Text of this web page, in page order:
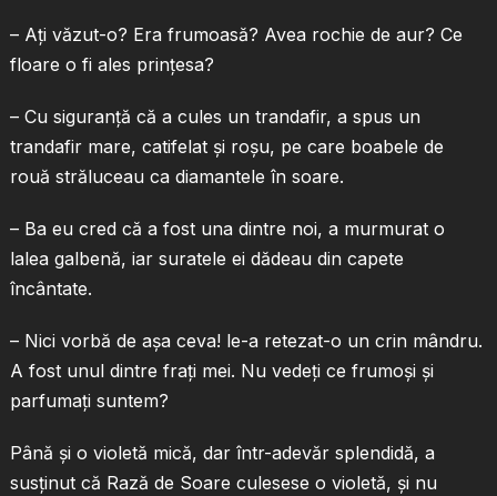
– Aţi văzut-o? Era frumoasă? Avea rochie de aur? Ce
floare o fi ales prinţesa?
– Cu siguranţă că a cules un trandafir, a spus un
trandafir mare, catifelat şi roşu, pe care boabele de
rouă străluceau ca diamantele în soare.
– Ba eu cred că a fost una dintre noi, a murmurat o
lalea galbenă, iar suratele ei dădeau din capete
încântate.
– Nici vorbă de aşa ceva! le-a retezat-o un crin mândru.
A fost unul dintre fraţi mei. Nu vedeţi ce frumoşi şi
parfumaţi suntem?
Până şi o violetă mică, dar într-adevăr splendidă, a
susţinut că Rază de Soare culesese o violetă, şi nu